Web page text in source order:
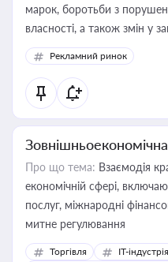
марок, боротьби з
власності, а також змін у
Рекламний ринок
Зовнішньоекономічна
Про що тема: Взаємодія
економічній сфері,
послуг, міжнародні
митне регулювання
Торгівля
IT-індустрія